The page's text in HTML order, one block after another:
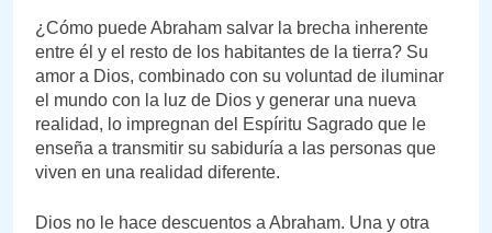
¿Cómo puede Abraham salvar la brecha inherente
entre él y el resto de los habitantes de la tierra? Su
amor a Dios, combinado con su voluntad de iluminar
el mundo con la luz de Dios y generar una nueva
realidad, lo impregnan del Espíritu Sagrado que le
enseña a transmitir su sabiduría a las personas que
viven en una realidad diferente.
Dios no le hace descuentos a Abraham. Una y otra